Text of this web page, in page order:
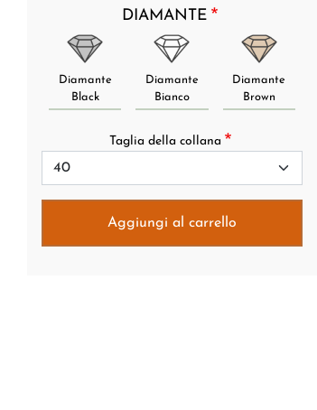
DIAMANTE
Diamante
Black
Diamante
Bianco
Diamante
Brown
Taglia della collana
Aggiungi al carrello